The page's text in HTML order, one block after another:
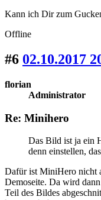
Kann ich Dir zum
Offline
#6 02.10.2017
florian
Administrator
Re: Minihero
Das Bild ist ja ein
denn einstellen,
Dafür ist MiniHero nicht
Demoseite. Da wird
Teil des Bildes